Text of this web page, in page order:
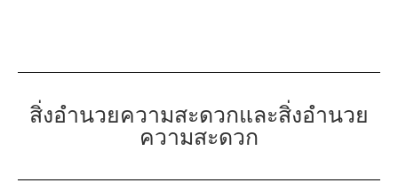
สิ่งอำนวยความสะดวกและสิ่งอำนวย
ความสะดวก